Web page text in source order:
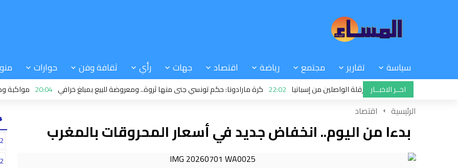
سياسة تقارير مجتمع رياضة اقتصاد جهات رأي ثقافة وفن حوارات
اخــر الاخبــار
تتحدى سانشيز وتواصل عرقلة الواصلين من إسبانيا 22:02 كرة مارادونا: حكم تونسي جنى منها ثروة.. ومعروضة للبيع بمبلغ خرافي 20:04 مواكبة ودعم:
الرئيسية اقتصاد
بدءا من اليوم.. انخفاض جديد في أسعار المحروقات بالمغرب